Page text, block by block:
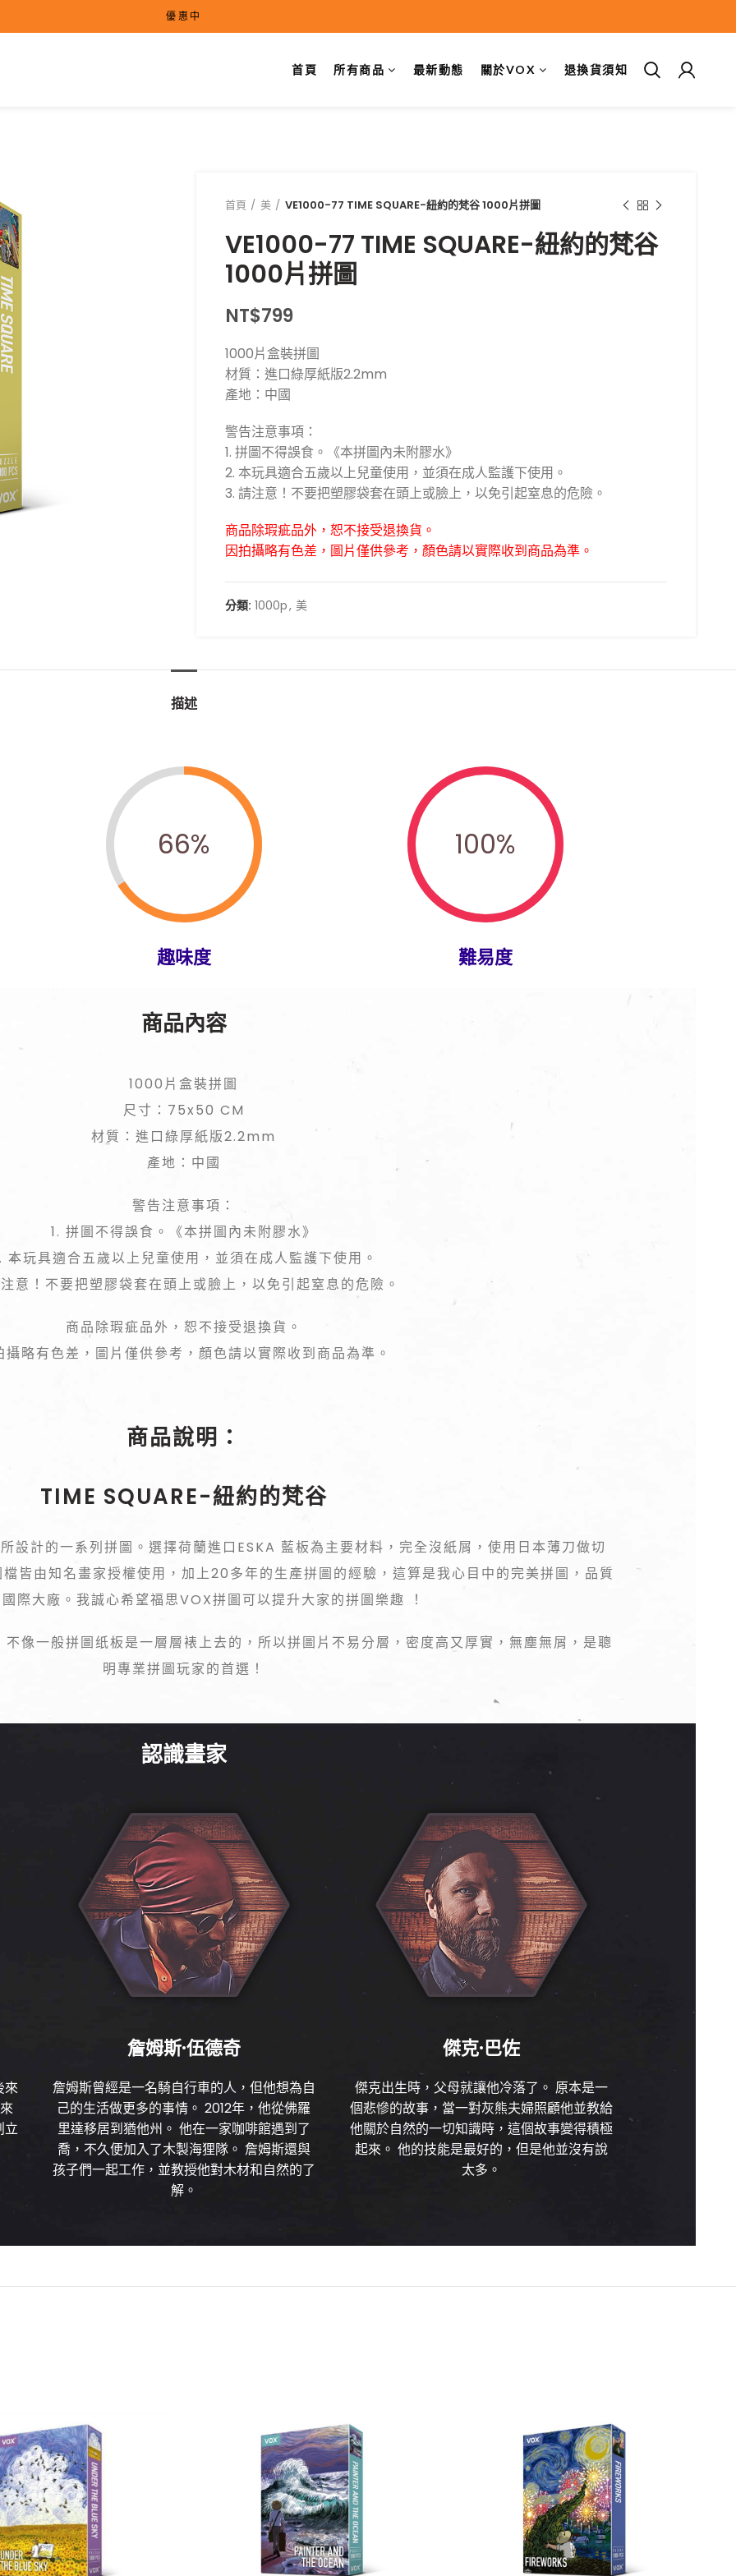
優惠中
首頁 所有商品 最新動態 關於VOX 退換貨須知
首頁 美 VE1000-77 TIME SQUARE-紐約的梵谷 1000片拼圖
VE1000-77 TIME SQUARE-紐約的梵谷
1000片拼圖
NT$799
1000片盒裝拼圖
材質：進口綠厚紙版2.2mm
產地：中國
警告注意事項：
1. 拼圖不得誤食。《本拼圖內未附膠水》
2. 本玩具適合五歲以上兒童使用，並須在成人監護下使用。
3. 請注意！不要把塑膠袋套在頭上或臉上，以免引起窒息的危險。
商品除瑕疵品外，恕不接受退換貨。
因拍攝略有色差，圖片僅供參考，顏色請以實際收到商品為準。
分類: 1000p, 美
描述
66%
趣味度
100%
難易度
商品內容
1000片盒裝拼圖
尺寸：75x50 CM
材質：進口綠厚紙版2.2mm
產地：中國
警告注意事項：
1. 拼圖不得誤食。《本拼圖內未附膠水》
本玩具適合五歲以上兒童使用，並須在成人監護下使用。
意！不要把塑膠袋套在頭上或臉上，以免引起窒息的危險。
商品除瑕疵品外，恕不接受退換貨。
攝略有色差，圖片僅供參考，顏色請以實際收到商品為準。
商品說明：
TIME SQUARE-紐約的梵谷
設計的一系列拼圖。選擇荷蘭進口ESKA 藍板為主要材料，完全沒紙屑，使用日本薄刀做切
皆由知名畫家授權使用，加上20多年的生產拼圖的經驗，這算是我心目中的完美拼圖，品質
際大廠。我誠心希望福思VOX拼圖可以提升大家的拼圖樂趣 ！
像一般拼圖纸板是一層層裱上去的，所以拼圖片不易分層，密度高又厚實，無塵無屑，是聰
明專業拼圖玩家的首選！
認識畫家
來
立
詹姆斯·伍德奇
詹姆斯曾經是一名騎自行車的人，但他想為自
己的生活做更多的事情。 2012年，他從佛羅
里達移居到猶他州。 他在一家咖啡館遇到了
喬，不久便加入了木製海狸隊。 詹姆斯還與
孩子們一起工作，並教授他對木材和自然的了
解。
傑克·巴佐
傑克出生時，父母就讓他冷落了。 原本是一
個悲慘的故事，當一對灰熊夫婦照顧他並教給
他關於自然的一切知識時，這個故事變得積極
起來。 他的技能是最好的，但是他並沒有說
太多。